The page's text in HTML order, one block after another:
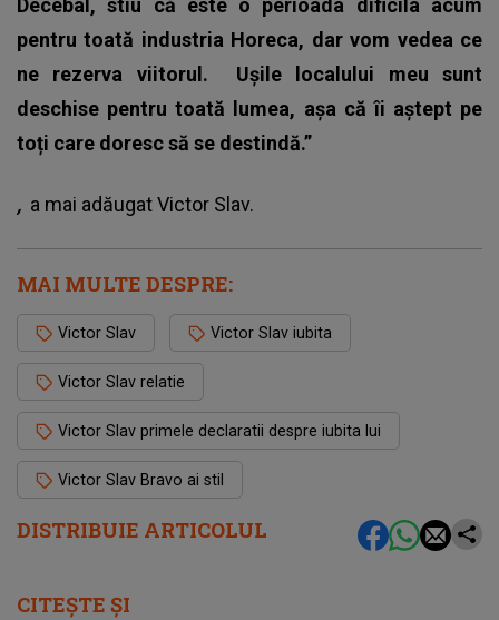
DISTRIBUIE ARTICOLUL
Decebal, stiu că este o perioada dificila acum
pentru toată industria Horeca, dar vom vedea ce
ne rezerva viitorul. Ușile localului meu sunt
deschise pentru toată lumea, așa că îi aștept pe
toți care doresc să se destindă.”
, a mai adăugatVictor Slav.
MAI MULTE DESPRE:
Victor Slav Victor Slav iubita
Victor Slav relatie
Victor Slav primele declaratii despre iubita lui
Victor Slav Bravo ai stil
CITEȘTE ȘI